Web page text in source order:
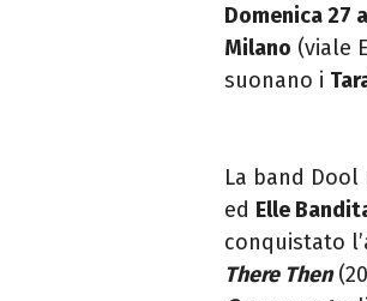
Domenica 27
Milano (viale
suonano i
La band Dool
ed Elle
conquistato
There Then